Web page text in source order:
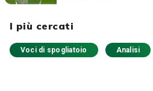
I più cercati
Voci di spogliatoio Analisi